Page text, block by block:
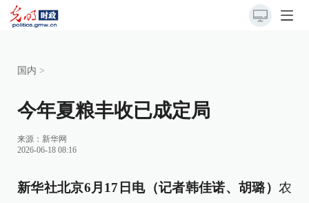
国内 >
今年夏粮丰收已成定局
来源： 新华网
2026-06-18 08:16
新华社北京6月17日电（记者韩佳诺、胡璐） 农